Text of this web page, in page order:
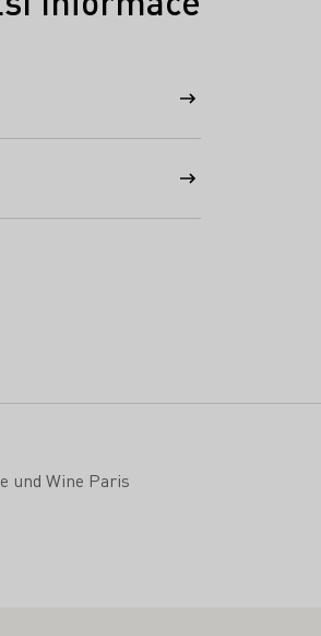
und Wine Paris